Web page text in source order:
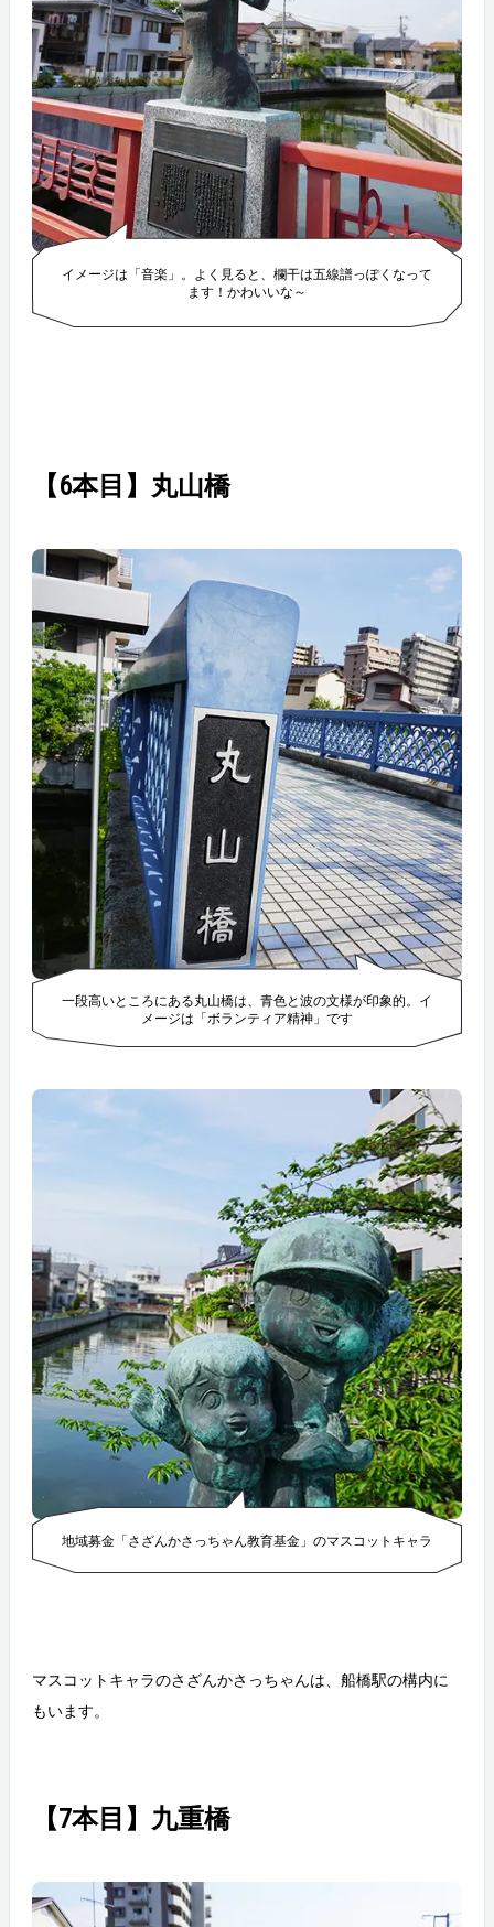
イメージは「音楽」。よく見ると、欄干は五線譜っぽくなって
ます！かわいいな～
【6本目】丸山橋
一段高いところにある丸山橋は、青色と波の文様が印象的。イ
メージは「ボランティア精神」です
地域募金「さざんかさっちゃん教育基金」のマスコットキャラ
マスコットキャラのさざんかさっちゃんは、船橋駅の構内に
もいます。
【7本目】九重橋